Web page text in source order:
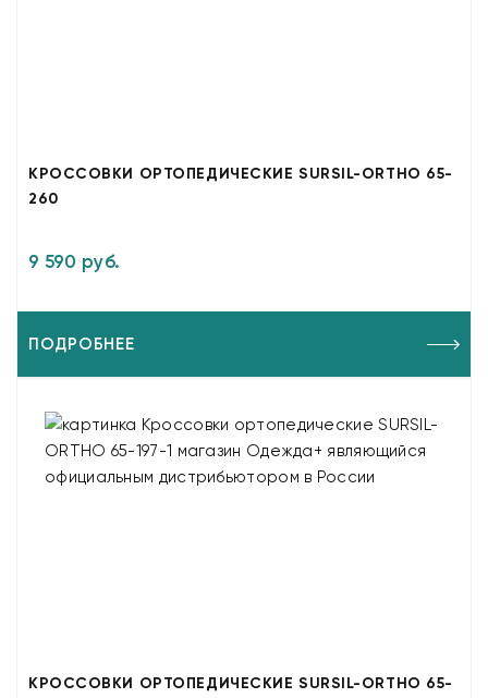
КРОССОВКИ ОРТОПЕДИЧЕСКИЕ SURSIL-ORTHO 65-
260
9 590 руб.
ПОДРОБНЕЕ
КРОССОВКИ ОРТОПЕДИЧЕСКИЕ SURSIL-ORTHO 65-